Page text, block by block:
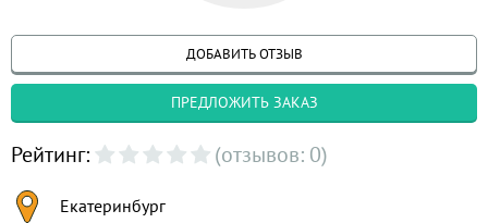
ДОБАВИТЬ ОТЗЫВ
ПРЕДЛОЖИТЬ ЗАКАЗ
Рейтинг: (отзывов: 0)
Екатеринбург